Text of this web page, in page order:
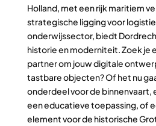
Holland, met een rijk maritiem
strategische ligging voor
onderwijssector, biedt
historie en moderniteit. Zoek je
partner om jouw digitale
tastbare objecten? Of het nu
onderdeel voor de
een educatieve toepassing, of
element voor de historische